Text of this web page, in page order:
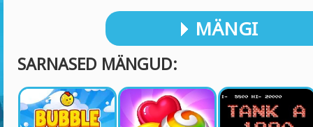
MÄNGI
SARNASED MÄNGUD: